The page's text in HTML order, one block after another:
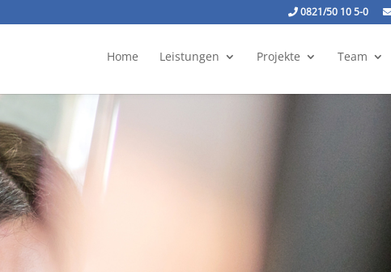
0821/50 10 5-0
Home Leistungen Projekte Team